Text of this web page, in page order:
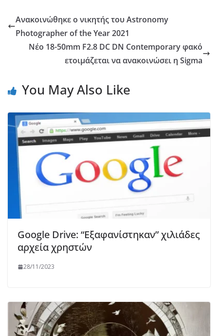
Ανακοινώθηκε ο νικητής του Astronomy
Photographer of the Year 2021
Νέο 18-50mm F2.8 DC DN Contemporary φακό
ετοιμάζεται να ανακοινώσει η Sigma
You May Also Like
Google Drive: “Εξαφανίστηκαν” χιλιάδες
αρχεία χρηστών
28/11/2023